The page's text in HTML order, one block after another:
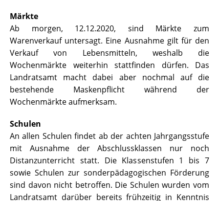
Märkte
Ab morgen, 12.12.2020, sind Märkte zum
Warenverkauf untersagt. Eine Ausnahme gilt für den
Verkauf von Lebensmitteln, weshalb die
Wochenmärkte weiterhin stattfinden dürfen. Das
Landratsamt macht dabei aber nochmal auf die
bestehende Maskenpflicht während der
Wochenmärkte aufmerksam.
Schulen
An allen Schulen findet ab der achten Jahrgangsstufe
mit Ausnahme der Abschlussklassen nur noch
Distanzunterricht statt. Die Klassenstufen 1 bis 7
sowie Schulen zur sonderpädagogischen Förderung
sind davon nicht betroffen. Die Schulen wurden vom
Landratsamt darüber bereits frühzeitig in Kenntnis